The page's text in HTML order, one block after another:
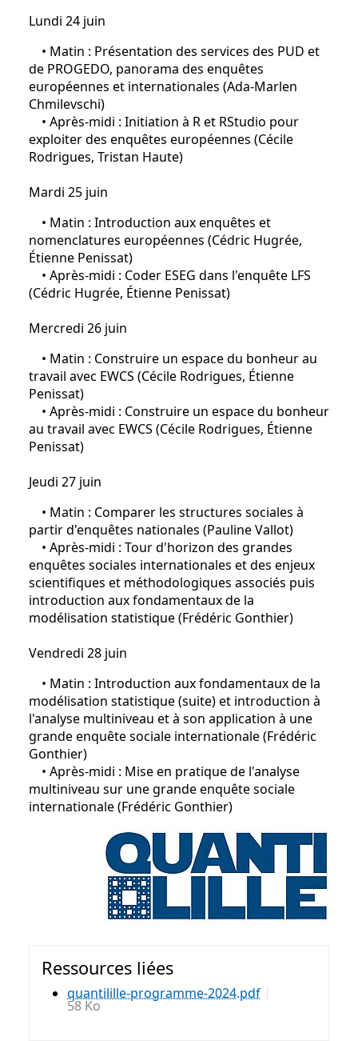
Lundi 24 juin
• Matin : Présentation des services des PUD et
de PROGEDO, panorama des enquêtes
européennes et internationales (Ada-Marlen
Chmilevschi)
• Après-midi : Initiation à R et RStudio pour
exploiter des enquêtes européennes (Cécile
Rodrigues, Tristan Haute)
Mardi 25 juin
• Matin : Introduction aux enquêtes et
nomenclatures européennes (Cédric Hugrée,
Étienne Penissat)
• Après-midi : Coder ESEG dans l'enquête LFS
(Cédric Hugrée, Étienne Penissat)
Mercredi 26 juin
• Matin : Construire un espace du bonheur au
travail avec EWCS (Cécile Rodrigues, Étienne
Penissat)
• Après-midi : Construire un espace du bonheur
au travail avec EWCS (Cécile Rodrigues, Étienne
Penissat)
Jeudi 27 juin
• Matin : Comparer les structures sociales à
partir d'enquêtes nationales (Pauline Vallot)
• Après-midi : Tour d'horizon des grandes
enquêtes sociales internationales et des enjeux
scientifiques et méthodologiques associés puis
introduction aux fondamentaux de la
modélisation statistique (Frédéric Gonthier)
Vendredi 28 juin
• Matin : Introduction aux fondamentaux de la
modélisation statistique (suite) et introduction à
l'analyse multiniveau et à son application à une
grande enquête sociale internationale (Frédéric
Gonthier)
• Après-midi : Mise en pratique de l'analyse
multiniveau sur une grande enquête sociale
internationale (Frédéric Gonthier)
Ressources liées
quantilille-programme-2024.pdf
58 Ko